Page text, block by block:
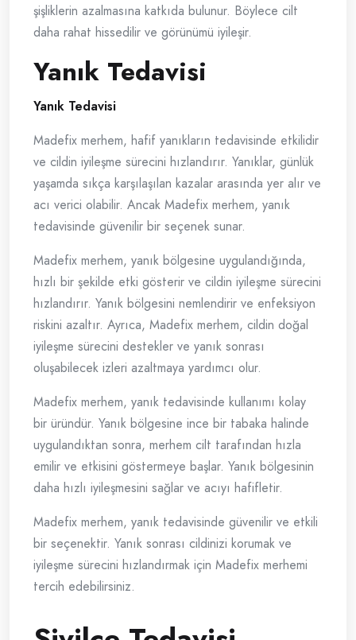
şişliklerin azalmasına katkıda bulunur. Böylece cilt
daha rahat hissedilir ve görünümü iyileşir.
Yanık Tedavisi
Yanık Tedavisi
Madefix merhem, hafif yanıkların tedavisinde etkilidir
ve cildin iyileşme sürecini hızlandırır. Yanıklar, günlük
yaşamda sıkça karşılaşılan kazalar arasında yer alır ve
acı verici olabilir. Ancak Madefix merhem, yanık
tedavisinde güvenilir bir seçenek sunar.
Madefix merhem, yanık bölgesine uygulandığında,
hızlı bir şekilde etki gösterir ve cildin iyileşme sürecini
hızlandırır. Yanık bölgesini nemlendirir ve enfeksiyon
riskini azaltır. Ayrıca, Madefix merhem, cildin doğal
iyileşme sürecini destekler ve yanık sonrası
oluşabilecek izleri azaltmaya yardımcı olur.
Madefix merhem, yanık tedavisinde kullanımı kolay
bir üründür. Yanık bölgesine ince bir tabaka halinde
uygulandıktan sonra, merhem cilt tarafından hızla
emilir ve etkisini göstermeye başlar. Yanık bölgesinin
daha hızlı iyileşmesini sağlar ve acıyı hafifletir.
Madefix merhem, yanık tedavisinde güvenilir ve etkili
bir seçenektir. Yanık sonrası cildinizi korumak ve
iyileşme sürecini hızlandırmak için Madefix merhemi
tercih edebilirsiniz.